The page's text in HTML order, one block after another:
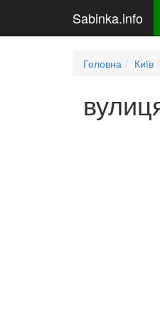
Sabinka.info
Головна Київ